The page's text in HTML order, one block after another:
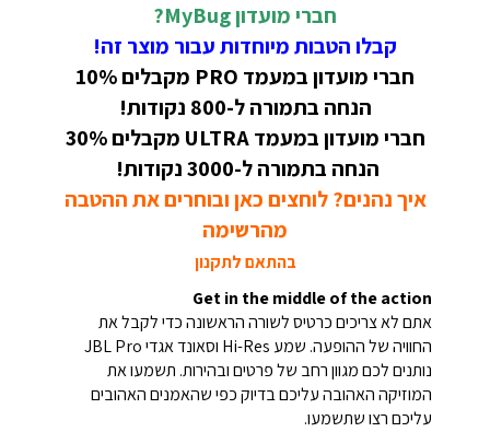
חברי מועדון MyBug?
קבלו הטבות מיוחדות עבור מוצר זה!
חברי מועדון במעמד PRO מקבלים 10%
הנחה בתמורה ל-800 נקודות!
חברי מועדון במעמד ULTRA מקבלים 30%
הנחה בתמורה ל-3000 נקודות!
איך נהנים? לוחצים כאן ובוחרים את ההטבה
מהרשימה
בהתאם לתקנון
Get in the middle of the action
אתם לא צריכים כרטיס לשורה הראשונה כדי לקבל את
החוויה של ההופעה. שמע Hi-Res וסאונד אגדי JBL Pro
נותנים לכם מגוון רחב של פרטים ובהירות. תשמעו את
המוזיקה האהובה עליכם בדיוק כפי שהאמנים האהובים
עליכם רצו שתשמעו.